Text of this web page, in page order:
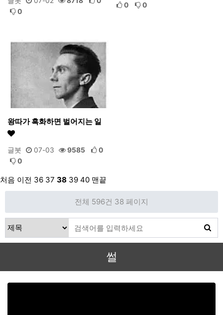
0
0
0
왕따가 흑화하면 벌어지는 일
글봇 07-03 9585
0
0
처음 이전 36 37 38 39 40 맨끝
전체 596건 38 페이지
썰